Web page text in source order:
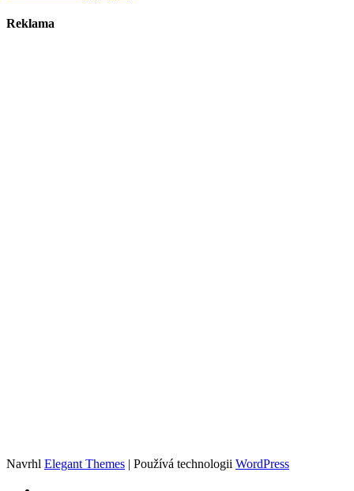
Reklama
Navrhl Elegant Themes | Používá technologii WordPress